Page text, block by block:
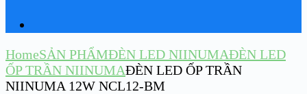
HomeSẢN PHẨMĐÈN LED NIINUMAĐÈN LED
ỐP TRẦN NIINUMAĐÈN LED ỐP TRẦN
NIINUMA 12W NCL12-BM